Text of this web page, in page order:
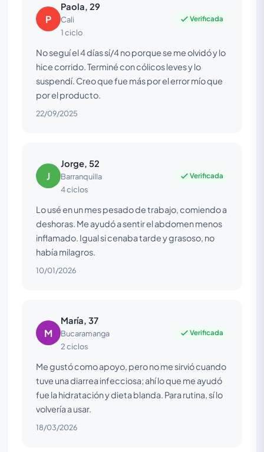
P
Paola, 29
Cali
1 ciclo
Verificada
No seguí el 4 días sí/4 no porque se me olvidó y lo
hice corrido. Terminé con cólicos leves y lo
suspendí. Creo que fue más por el error mío que
por el producto.
22/09/2025
J
Jorge, 52
Barranquilla
4 ciclos
Verificada
Lo usé en un mes pesado de trabajo, comiendo a
deshoras. Me ayudó a sentir el abdomen menos
inflamado. Igual si cenaba tarde y grasoso, no
había milagros.
10/01/2026
M
María, 37
Bucaramanga
2 ciclos
Verificada
Me gustó como apoyo, pero no me sirvió cuando
tuve una diarrea infecciosa; ahí lo que me ayudó
fue la hidratación y dieta blanda. Para rutina, sí lo
volvería a usar.
18/03/2026